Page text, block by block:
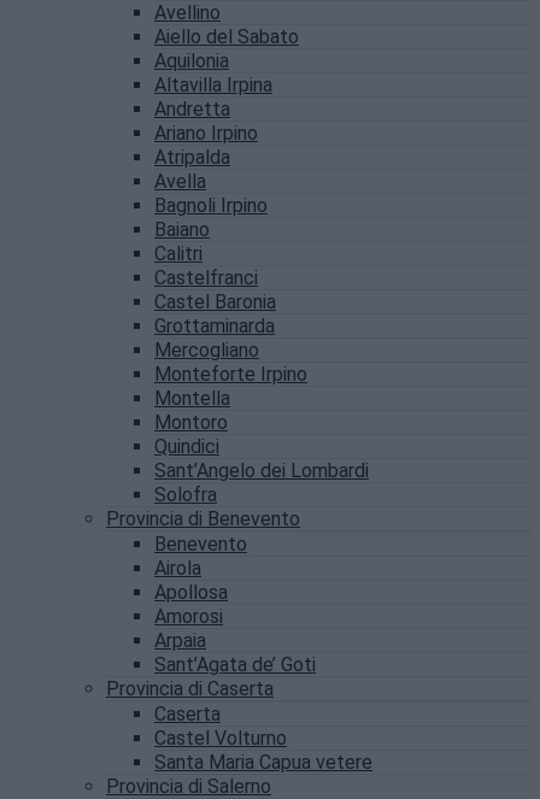
Avellino
Aiello del Sabato
Aquilonia
Altavilla Irpina
Andretta
Ariano Irpino
Atripalda
Avella
Bagnoli Irpino
Baiano
Calitri
Castelfranci
Castel Baronia
Grottaminarda
Mercogliano
Monteforte Irpino
Montella
Montoro
Quindici
Sant’Angelo dei Lombardi
Solofra
Provincia di Benevento
Benevento
Airola
Apollosa
Amorosi
Arpaia
Sant’Agata de’ Goti
Provincia di Caserta
Caserta
Castel Volturno
Santa Maria Capua vetere
Provincia di Salerno